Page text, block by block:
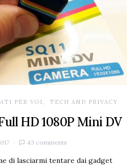
PER VOI TECH AND PRIVACY
HD 1080P Mini DV
43 comments
di lasciarmi tentare dai gadget